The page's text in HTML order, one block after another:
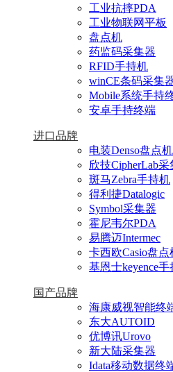
工业抗摔PDA
工业物联网平板
盘点机
药监码采集器
RFID手持机
winCE条码采集
Mobile系统手持
安卓手持终端
进口品牌
电装Denso盘点机
欣技CipherLab采
斑马Zebra手持机
得利捷Datalogic
Symbol采集器
霍尼韦尔PDA
易腾迈Intermec
卡西欧Casio盘点
基恩士keyence
国产品牌
海康威视智能终
东大AUTOID
优博讯Urovo
新大陆采集器
Idata移动数据终